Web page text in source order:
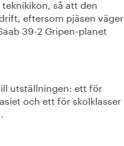
så att den
eftersom pjäsen väger
39-2 Gripen-planet
utställningen: ett för
och ett för skolklasser